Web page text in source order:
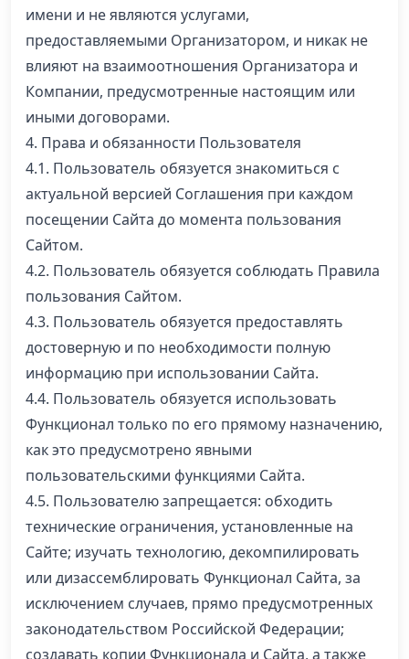
имени и не являются услугами,
предоставляемыми Организатором, и никак не
влияют на взаимоотношения Организатора и
Компании, предусмотренные настоящим или
иными договорами.
4. Права и обязанности Пользователя
4.1. Пользователь обязуется знакомиться с
актуальной версией Соглашения при каждом
посещении Сайта до момента пользования
Сайтом.
4.2. Пользователь обязуется соблюдать Правила
пользования Cайтом.
4.3. Пользователь обязуется предоставлять
достоверную и по необходимости полную
информацию при использовании Сайта.
4.4. Пользователь обязуется использовать
Функционал только по его прямому назначению,
как это предусмотрено явными
пользовательскими функциями Сайта.
4.5. Пользователю запрещается: обходить
технические ограничения, установленные на
Сайте; изучать технологию, декомпилировать
или дизассемблировать Функционал Сайта, за
исключением случаев, прямо предусмотренных
законодательством Российской Федерации;
создавать копии Функционала и Сайта, а также